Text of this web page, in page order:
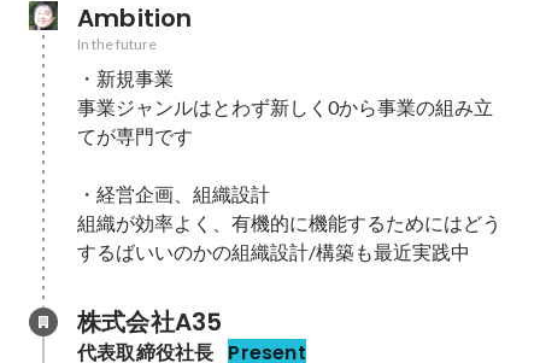
Ambition
In the future
・新規事業
事業ジャンルはとわず新しく0から事業の組み立
てが専門です
・経営企画、組織設計
組織が効率よく、有機的に機能するためにはどう
するばいいのかの組織設計/構築も最近実践中
株式会社A35
代表取締役社長 Present